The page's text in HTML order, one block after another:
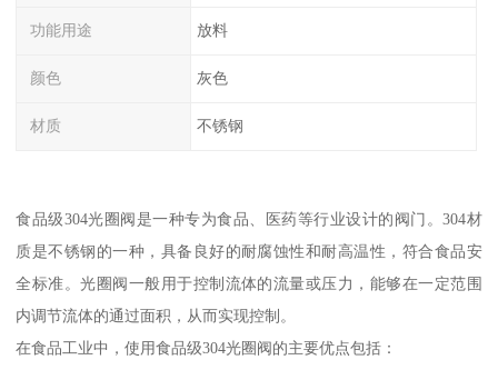
功能用途 放料
颜色 灰色
材质 不锈钢
食品级304光圈阀是一种专为食品、医药等行业设计的阀门。304材
质是不锈钢的一种，具备良好的耐腐蚀性和耐高温性，符合食品安
全标准。光圈阀一般用于控制流体的流量或压力，能够在一定范围
内调节流体的通过面积，从而实现控制。
在食品工业中，使用食品级304光圈阀的主要优点包括：